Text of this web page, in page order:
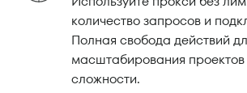
количество запросов и
Полная свобода действий
масштабирования
сложности.